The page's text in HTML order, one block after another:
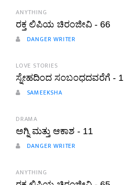
ANYTHING
ರಕ್ತ ಲಿಪಿಯ ಚಿರಂಜೀವಿ - 66
DANGER WRITER
LOVE STORIES
ಸ್ನೇಹದಿಂದ ಸಂಬಂಧದವರೆಗೆ - 1
SAMEEKSHA
DRAMA
ಅಗ್ನಿ ಮತ್ತು ಆಕಾಶ - 11
DANGER WRITER
ANYTHING